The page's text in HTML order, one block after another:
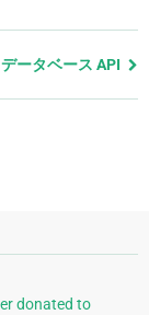
ータベース API
donated to